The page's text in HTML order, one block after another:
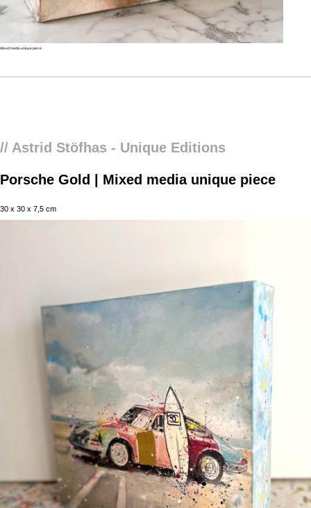
Mixed media unique piece
// Astrid Stöfhas - Unique Editions
Porsche Gold | Mixed media unique piece
30 x 30 x 7,5 cm
Porsche Gold | Mixed media unique piece